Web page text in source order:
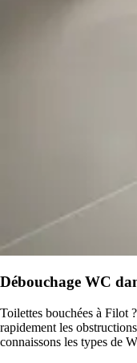
Débouchage WC
Toilettes bouchées à Filot
rapidement les
connaissons les types de